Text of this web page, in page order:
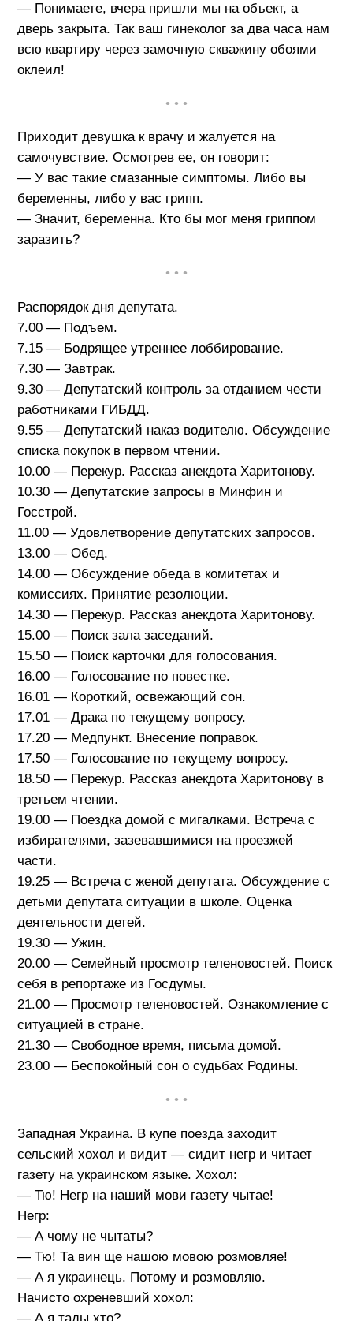
— Понимаете, вчера пришли мы на объект, а
дверь закрыта. Так ваш гинеколог за два часа нам
всю квартиру через замочную скважину обоями
оклеил!
• • •
Приходит девушка к врачу и жалуется на
самочувствие. Осмотрев ее, он говорит:
— У вас такие смазанные симптомы. Либо вы
беременны, либо у вас грипп.
— Значит, беременна. Кто бы мог меня гриппом
заразить?
• • •
Распорядок дня депутата.
7.00 — Подъем.
7.15 — Бодрящее утреннее лоббирование.
7.30 — Завтрак.
9.30 — Депутатский контроль за отданием чести
работниками ГИБДД.
9.55 — Депутатский наказ водителю. Обсуждение
списка покупок в первом чтении.
10.00 — Перекур. Рассказ анекдота Харитонову.
10.30 — Депутатские запросы в Минфин и
Госстрой.
11.00 — Удовлетворение депутатских запросов.
13.00 — Обед.
14.00 — Обсуждение обеда в комитетах и
комиссиях. Принятие резолюции.
14.30 — Перекур. Рассказ анекдота Харитонову.
15.00 — Поиск зала заседаний.
15.50 — Поиск карточки для голосования.
16.00 — Голосование по повестке.
16.01 — Короткий, освежающий сон.
17.01 — Драка по текущему вопросу.
17.20 — Медпункт. Внесение поправок.
17.50 — Голосование по текущему вопросу.
18.50 — Перекур. Рассказ анекдота Харитонову в
третьем чтении.
19.00 — Поездка домой с мигалками. Встреча с
избирателями, зазевавшимися на проезжей
части.
19.25 — Встреча с женой депутата. Обсуждение с
детьми депутата ситуации в школе. Оценка
деятельности детей.
19.30 — Ужин.
20.00 — Семейный просмотр теленовостей. Поиск
себя в репортаже из Госдумы.
21.00 — Просмотр теленовостей. Ознакомление с
ситуацией в стране.
21.30 — Свободное время, письма домой.
23.00 — Беспокойный сон о судьбах Родины.
• • •
Западная Украина. В купе поезда заходит
сельский хохол и видит — сидит негр и читает
газету на украинском языке. Хохол:
— Тю! Негр на наший мови газету чытае!
Негр:
— А чому не чытаты?
— Тю! Та вин ще нашою мовою розмовляе!
— А я украинець. Потому и розмовляю.
Начисто охреневший хохол:
— А я тады хто?